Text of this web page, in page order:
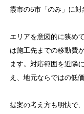
霞市の5市「のみ」に対
エリアを意図的に狭め
は施工先までの移動費
ます。対応範囲を近隣
え、地元ならではの低
提案の考え方も明快で